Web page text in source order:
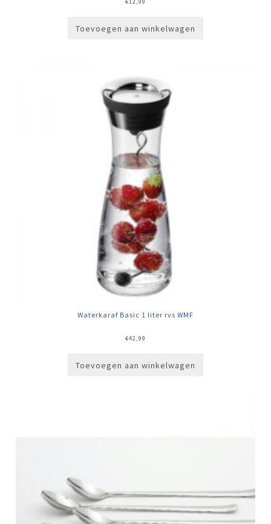
Toevoegen aan winkelwagen
Waterkaraf Basic 1 liter rvs WMF
€42,99
Toevoegen aan winkelwagen